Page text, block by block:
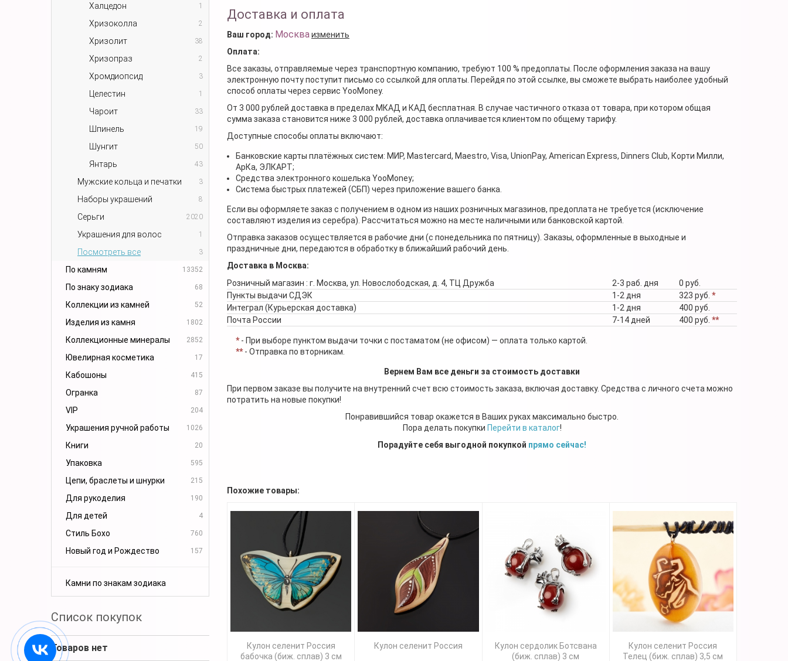
Халцедон 1
Хризоколла 2
Хризолит 38
Хризопраз 2
Хромдиопсид 3
Целестин 1
Чароит 33
Шпинель 19
Шунгит 50
Янтарь 43
Мужские кольца и печатки 3
Наборы украшений 8
Серьги 2020
Украшения для волос 1
Посмотреть все 3
По камням 13352
По знаку зодиака 68
Коллекции из камней 52
Изделия из камня 1802
Коллекционные минералы 2852
Ювелирная косметика 17
Кабошоны 415
Огранка 87
VIP 204
Украшения ручной работы 1026
Книги 20
Упаковка 595
Цепи, браслеты и шнурки 215
Для рукоделия 190
Для детей 4
Стиль Бохо 760
Новый год и Рождество 157
Камни по знакам зодиака
Список покупок
Товаров нет
Доставка и оплата
Ваш город: Москваизменить
Оплата:
Все заказы, отправляемые через транспортную компанию, требуют 100 % предоплаты. После оформления заказа на вашу
электронную почту поступит письмо со ссылкой для оплаты. Перейдя по этой ссылке, вы сможете выбрать наиболее удобный
способ оплаты через сервис YooMoney.
От 3 000 рублей доставка в пределах МКАД и КАД бесплатная. В случае частичного отказа от товара, при котором общая
сумма заказа становится ниже 3 000 рублей, доставка оплачивается клиентом по общему тарифу.
Доступные способы оплаты включают:
Банковские карты платёжных систем: МИР, Mastercard, Maestro, Visa, UnionPay, American Express, Dinners Club, Корти Милли,
АрКа, ЭЛКАРТ;
Средства электронного кошелька YooMoney;
Система быстрых платежей (СБП) через приложение вашего банка.
Если вы оформляете заказ с получением в одном из наших розничных магазинов, предоплата не требуется (исключение
составляют изделия из серебра). Рассчитаться можно на месте наличными или банковской картой.
Отправка заказов осуществляется в рабочие дни (с понедельника по пятницу). Заказы, оформленные в выходные и
праздничные дни, передаются в обработку в ближайший рабочий день.
Доставка в Москва:
Розничный магазин : г. Москва, ул. Новослободская, д. 4, ТЦ Дружба
2-3 раб. дня
0 руб.
Пункты выдачи СДЭК
1-2 дня 323 руб. *
Интеграл (Курьерская доставка)
1-2 дня
400 руб.
Почта России
7-14 дней 400 руб. **
*- При выборе пунктом выдачи точки с постаматом (не офисом) — оплата только картой.
**- Отправка по вторникам.
Вернем Вам все деньги за стоимость доставки
При первом заказе вы получите на внутренний счет всю стоимость заказа, включая доставку. Средства с личного счета можно
потратить на новые покупки!
Понравившийся товар окажется в Ваших руках максимально быстро.
Пора делать покупки Перейти в каталог!
Порадуйте себя выгодной покупкой прямо сейчас!
Похожие товары:
Кулон селенит Россия
бабочка (биж. сплав) 3 см
Кулон селенит Россия
Кулон сердолик Ботсвана
(биж. сплав) 3 см
Кулон селенит Россия
Телец (биж. сплав) 3,5 см